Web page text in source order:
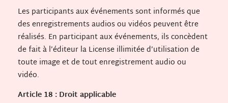
Les participants aux événements sont informés que
des enregistrements audios ou vidéos peuvent être
réalisés. En participant aux événements, ils concèdent
de fait à l’éditeur la License illimitée d’utilisation de
toute image et de tout enregistrement audio ou
vidéo.
Article 18 : Droit applicable